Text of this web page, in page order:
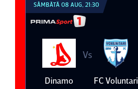
SÂMBĂTĂ 08 AUG, 21:30
Dinamo
Vs
FC Voluntari